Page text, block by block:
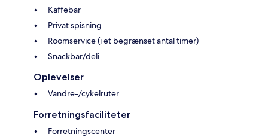
Kaffebar
Privat spisning
Roomservice (i et begrænset antal timer)
Snackbar/deli
Oplevelser
Vandre-/cykelruter
Forretningsfaciliteter
Forretningscenter